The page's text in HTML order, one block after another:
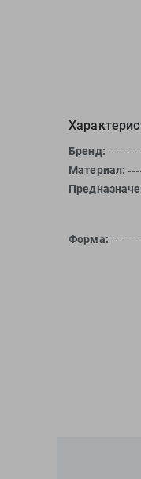
Бренд:
Материал:
Форма: